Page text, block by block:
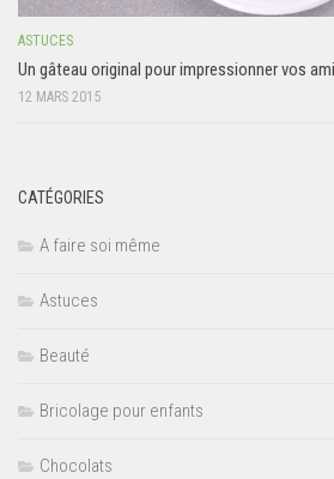
ASTUCES
Un gâteau original pour impressionner vos
12 MARS 2015
CATÉGORIES
A faire soi même
Astuces
Beauté
Bricolage pour enfants
Chocolats